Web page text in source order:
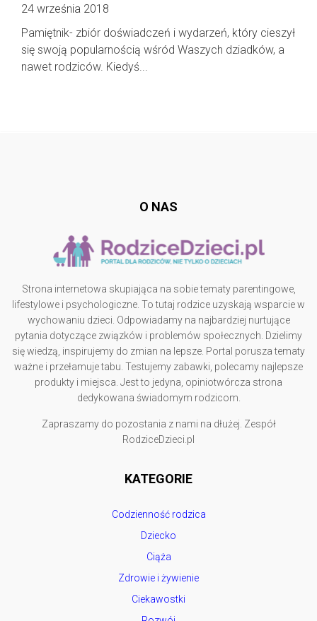
24 września 2018
Pamiętnik- zbiór doświadczeń i wydarzeń, który cieszył
się swoją popularnością wśród Waszych dziadków, a
nawet rodziców. Kiedyś...
O NAS
Strona internetowa skupiająca na sobie tematy parentingowe,
lifestylowe i psychologiczne. To tutaj rodzice uzyskają wsparcie w
wychowaniu dzieci. Odpowiadamy na najbardziej nurtujące
pytania dotyczące związków i problemów społecznych. Dzielimy
się wiedzą, inspirujemy do zmian na lepsze. Portal porusza tematy
ważne i przełamuje tabu. Testujemy zabawki, polecamy najlepsze
produkty i miejsca. Jest to jedyna, opiniotwórcza strona
dedykowana świadomym rodzicom.
Zapraszamy do pozostania z nami na dłużej. Zespół
RodziceDzieci.pl
KATEGORIE
Codzienność rodzica
Dziecko
Ciąża
Zdrowie i żywienie
Ciekawostki